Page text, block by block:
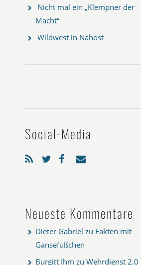
Nicht mal ein „Klempner der
Macht“
Wildwest in Nahost
Social-Media
Neueste Kommentare
Dieter Gabriel zu Fakten mit
Gänsefüßchen
Burgitt Ihm zu Wehrdienst 2.0